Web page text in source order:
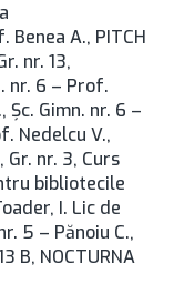
Benea A., PITCH
nr. 13,
nr. 6 – Prof.
Şc. Gimn. nr. 6 –
Nedelcu V.,
nr. 3, Curs
bibliotecile
I. Lic de
5 – Pănoiu C.,
B, NOCTURNA